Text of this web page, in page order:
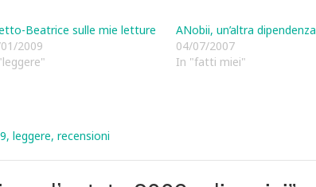
Beatrice sulle mie letture
2009
ANobii, un’altra dipendenza
04/07/2007
In "fatti miei"
, leggere, recensioni